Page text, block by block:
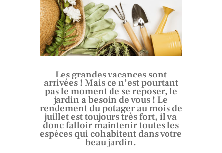
Les grandes vacances sont
arrivées ! Mais ce n’est pourtant
pas le moment de se reposer, le
jardin a besoin de vous ! Le
rendement du potager au mois de
juillet est toujours très fort, il va
donc falloir maintenir toutes les
espèces qui cohabitent dans votre
beau jardin.